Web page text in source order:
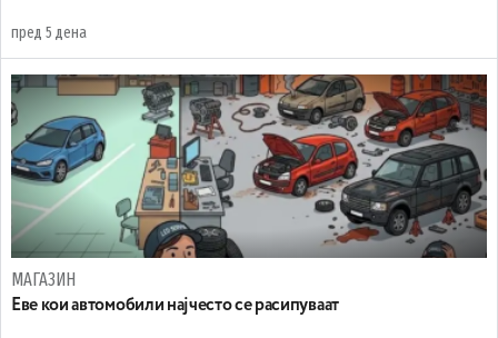
пред 5 дена
МАГАЗИН
Еве кои автомобили најчесто се расипуваат